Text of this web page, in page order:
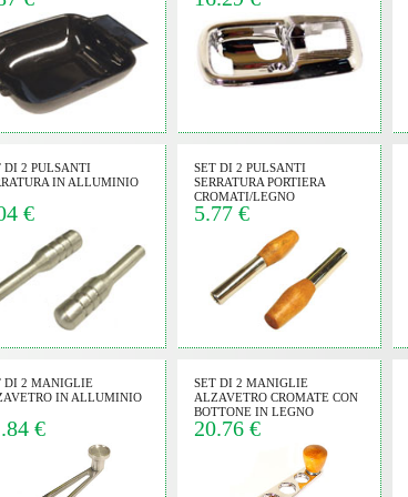
DI 2 PULSANTI
IN ALLUMINIO
€
SET DI 2 PULSANTI
SERRATURA PORTIERA
CROMATI/LEGNO
5.77 €
DI 2 MANIGLIE
IN ALLUMINIO
€
SET DI 2 MANIGLIE
ALZAVETRO CROMATE CON
BOTTONE IN LEGNO
20.76 €